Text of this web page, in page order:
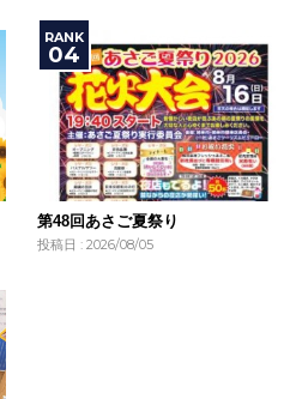
第48回あさご夏祭り
投稿日 : 2026/08/05